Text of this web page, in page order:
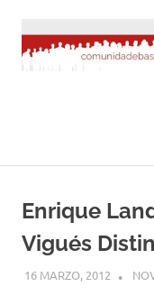
contenido
Enrique
Vigués
16 MARZO, 2012